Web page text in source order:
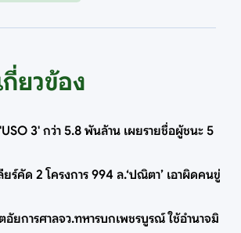
กี่ยวข้อง
3' กว่า 5.8 พันล้าน เผยรายชื่อผู้ชนะ 5
ยร์คัด 2 โครงการ 994 ล.‘ปณิตา’ เอาผิดคนขู่